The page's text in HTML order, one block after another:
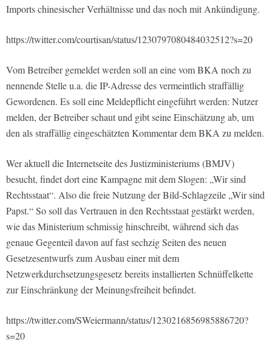
Imports chinesischer Verhältnisse und das noch mit Ankündigung.
https://twitter.com/courtisan/status/1230797080484032512?s=20
Vom Betreiber gemeldet werden soll an eine vom BKA noch zu
nennende Stelle u.a. die IP-Adresse des vermeintlich straffällig
Gewordenen. Es soll eine Meldepflicht eingeführt werden: Nutzer
melden, der Betreiber schaut und gibt seine Einschätzung ab, um
den als straffällig eingeschätzten Kommentar dem BKA zu melden.
Wer aktuell die Internetseite des Justizministeriums (BMJV)
besucht, findet dort eine Kampagne mit dem Slogen: „Wir sind
Rechtsstaat“. Also die freie Nutzung der Bild-Schlagzeile „Wir sind
Papst.“ So soll das Vertrauen in den Rechtsstaat gestärkt werden,
wie das Ministerium schmissig hinschreibt, während sich das
genaue Gegenteil davon auf fast sechzig Seiten des neuen
Gesetzesentwurfs zum Ausbau einer mit dem
Netzwerkdurchsetzungsgesetz bereits installierten Schnüffelkette
zur Einschränkung der Meinungsfreiheit befindet.
https://twitter.com/SWeiermann/status/1230216856985886720?
s=20